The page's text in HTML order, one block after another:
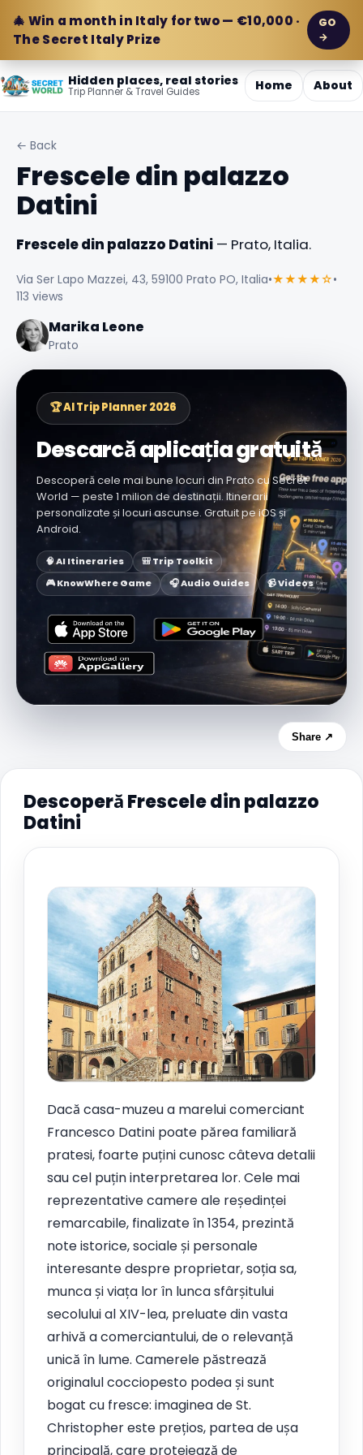
🎄 Win a month in Italy for two — €10,000 ·
The Secret Italy Prize
GO
→
Hidden places, real stories
Trip Planner & Travel Guides Home About
← Back
Frescele din palazzo
Datini
Frescele din palazzo Datini — Prato, Italia.
Via Ser Lapo Mazzei, 43, 59100 Prato PO, Italia•★★★★☆•
113 views
Marika Leone
Prato
🏆 AI Trip Planner 2026
Descarcă aplicația gratuită
Descoperă cele mai bune locuri din Prato cu Secret
World — peste 1 milion de destinații. Itinerarii
personalizate și locuri ascunse. Gratuit pe iOS și
Android.
🧠 AI Itineraries
🎒 Trip Toolkit
🎮 KnowWhere Game
🎧 Audio Guides 📹 Videos
Share ↗
Descoperă Frescele din palazzo
Datini
Dacă casa-muzeu a marelui comerciant
Francesco Datini poate părea familiară
pratesi, foarte puțini cunosc câteva detalii
sau cel puțin interpretarea lor. Cele mai
reprezentative camere ale reședinței
remarcabile, finalizate în 1354, prezintă
note istorice, sociale și personale
interesante despre proprietar, soția sa,
munca și viața lor în lunca sfârșitului
secolului al XIV-lea, preluate din vasta
arhivă a comerciantului, de o relevanță
unică în lume. Camerele păstrează
originalul cocciopesto podea și sunt
bogat cu fresce: imaginea de St.
Christopher este prețios, partea de ușa
principală, care protejează de